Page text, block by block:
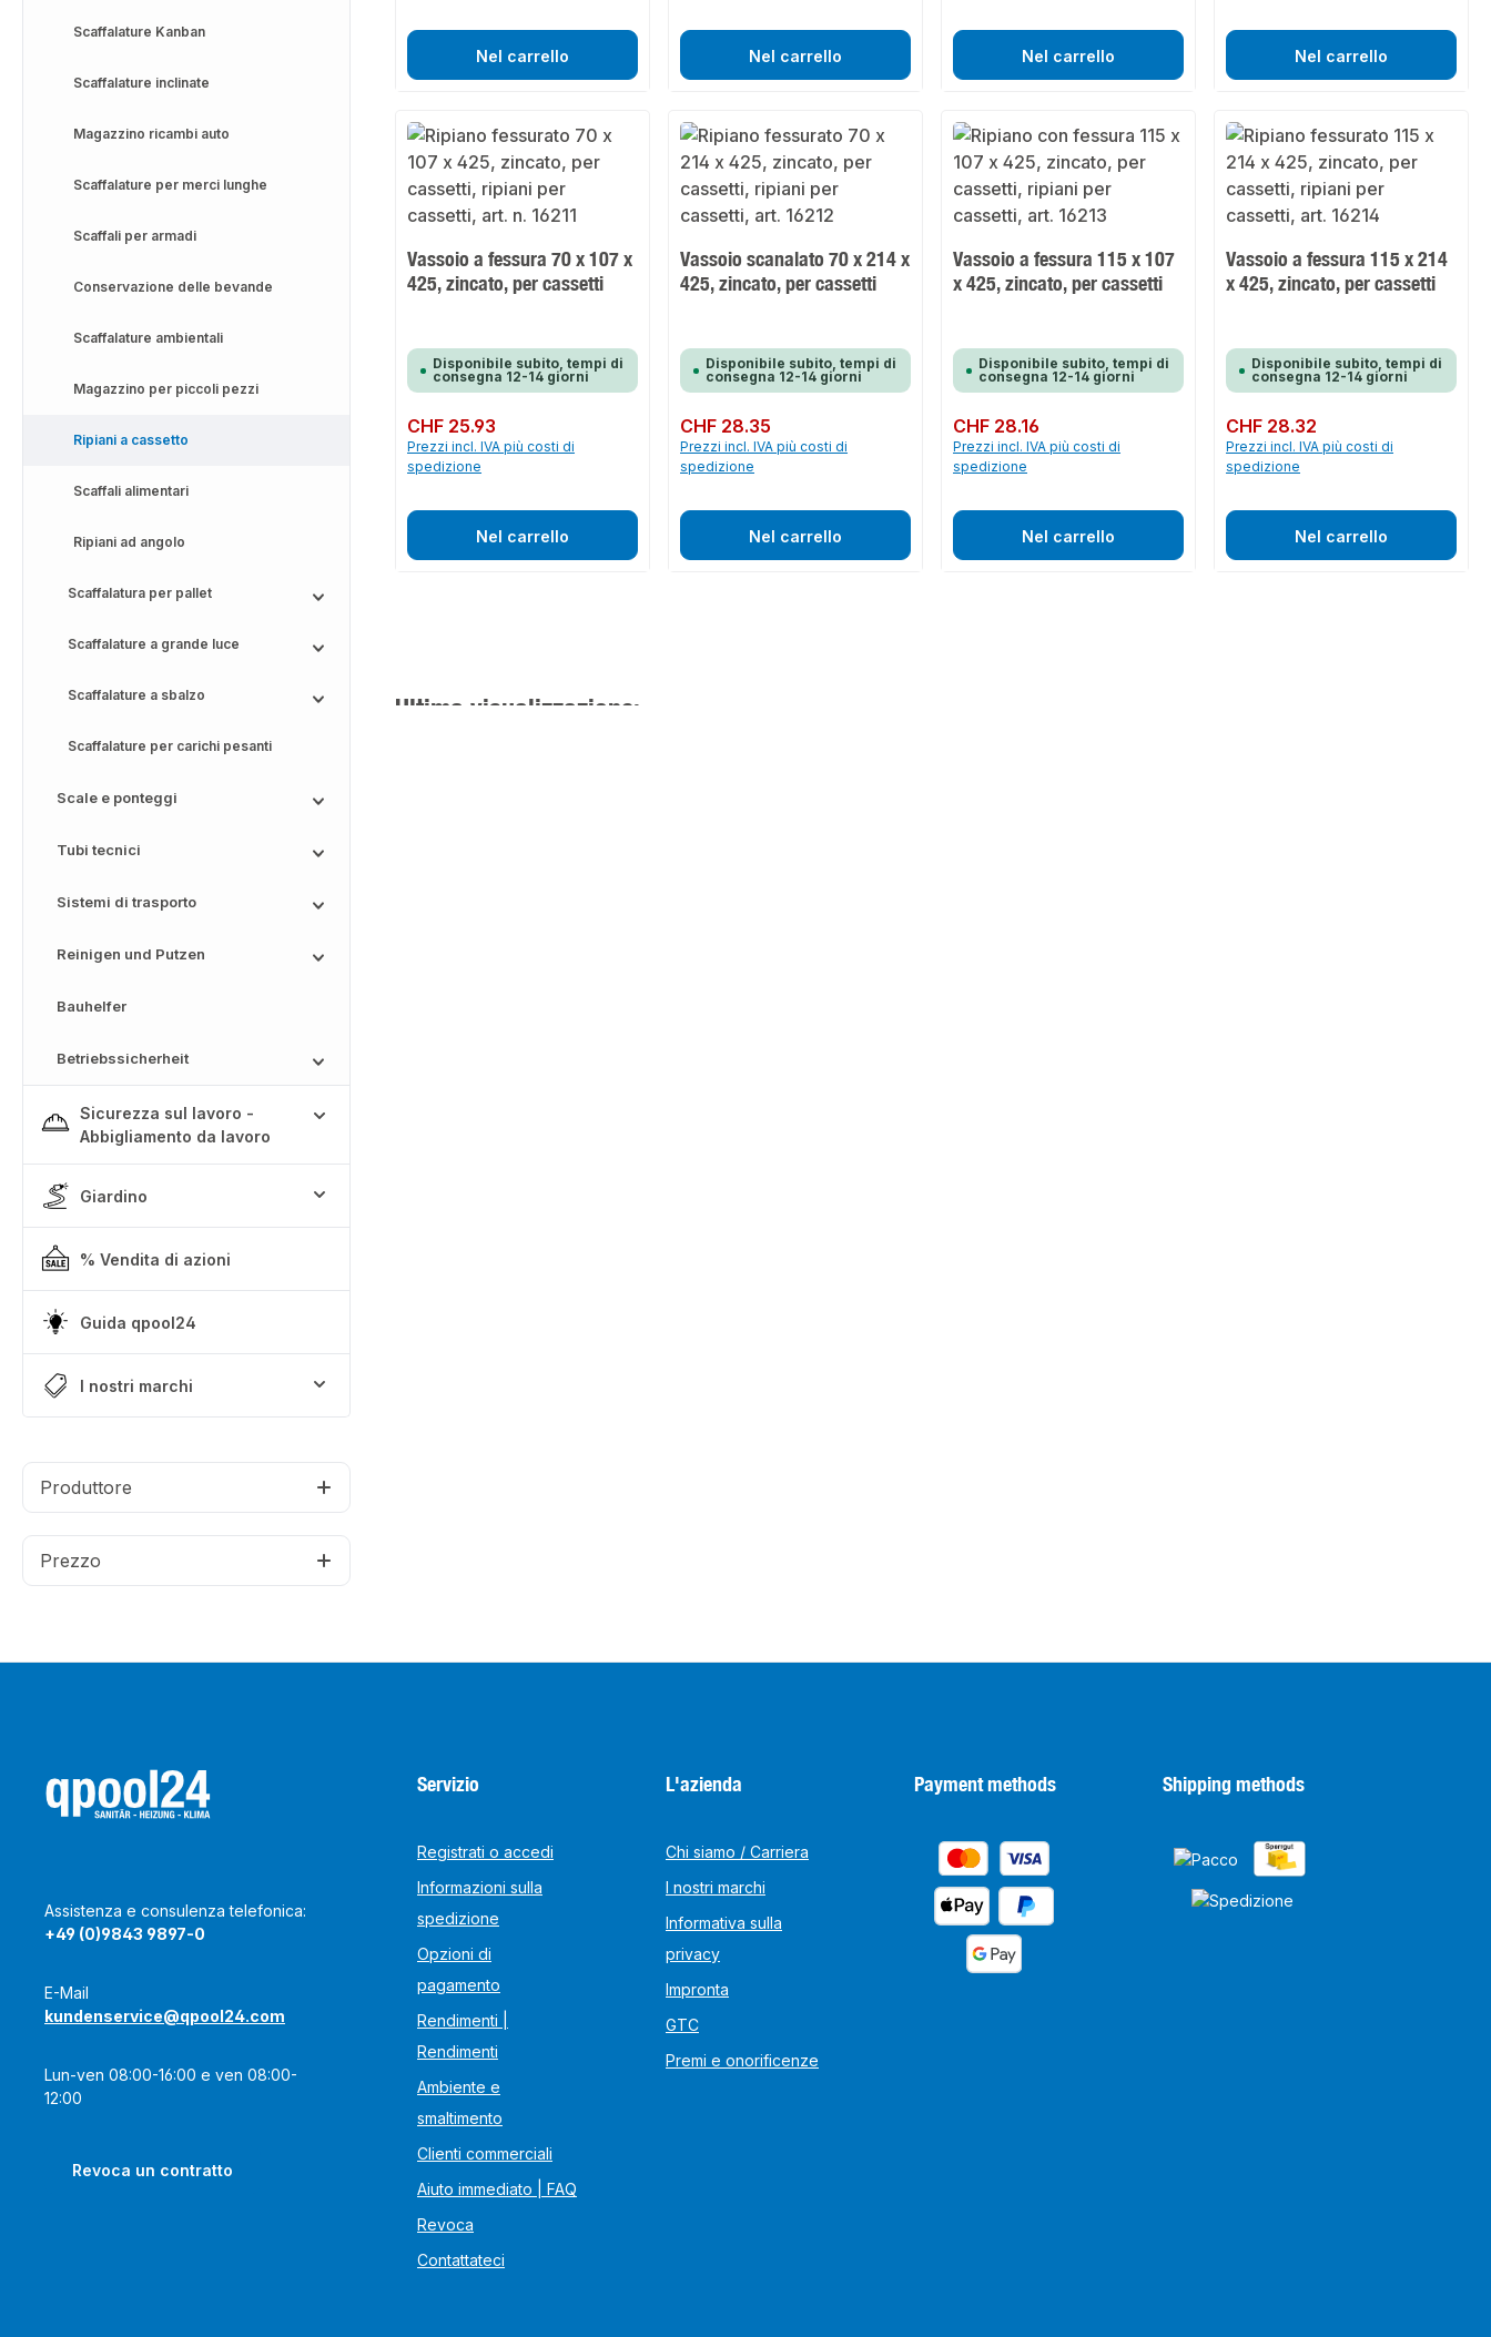
Scaffalature Kanban
Scaffalature inclinate
Magazzino ricambi auto
Scaffalature per merci lunghe
Scaffali per armadi
Conservazione delle bevande
Scaffalature ambientali
Magazzino per piccoli pezzi
Ripiani a cassetto
Scaffali alimentari
Ripiani ad angolo
Scaffalatura per pallet
Scaffalature a grande luce
Scaffalature a sbalzo
Scaffalature per carichi pesanti
Scale e ponteggi
Tubi tecnici
Sistemi di trasporto
Reinigen und Putzen
Bauhelfer
Betriebssicherheit
Sicurezza sul lavoro -
Abbigliamento da lavoro
Giardino
% Vendita di azioni
Guida qpool24
I nostri marchi
Produttore
Prezzo
Nel carrello Nel carrello Nel carrello Nel carrello
Vassoio a fessura 70 x 107 x
425, zincato, per cassetti
Disponibile subito, tempi di
consegna 12-14 giorni
Prezzo normale:
CHF 25.93
Prezzi incl. IVA più costi di
spedizione
Nel carrello
Vassoio scanalato 70 x 214 x
425, zincato, per cassetti
Disponibile subito, tempi di
consegna 12-14 giorni
Prezzo normale:
CHF 28.35
Prezzi incl. IVA più costi di
spedizione
Nel carrello
Vassoio a fessura 115 x 107
x 425, zincato, per cassetti
Disponibile subito, tempi di
consegna 12-14 giorni
Prezzo normale:
CHF 28.16
Prezzi incl. IVA più costi di
spedizione
Nel carrello
Vassoio a fessura 115 x 214
x 425, zincato, per cassetti
Disponibile subito, tempi di
consegna 12-14 giorni
Prezzo normale:
CHF 28.32
Prezzi incl. IVA più costi di
spedizione
Nel carrello
Ultima visualizzazione:
Assistenza e consulenza telefonica:
+49 (0)9843 9897-0
E-Mail
kundenservice@qpool24.com
Lun-ven 08:00-16:00 e ven 08:00-
12:00
Revoca un contratto
Servizio
Registrati o accedi
Informazioni sulla
spedizione
Opzioni di
pagamento
Rendimenti |
Rendimenti
Ambiente e
smaltimento
Clienti commerciali
Aiuto immediato | FAQ
Revoca
Contattateci
L'azienda
Chi siamo / Carriera
I nostri marchi
Informativa sulla
privacy
Impronta
GTC
Premi e onorificenze
Payment methods Shipping methods